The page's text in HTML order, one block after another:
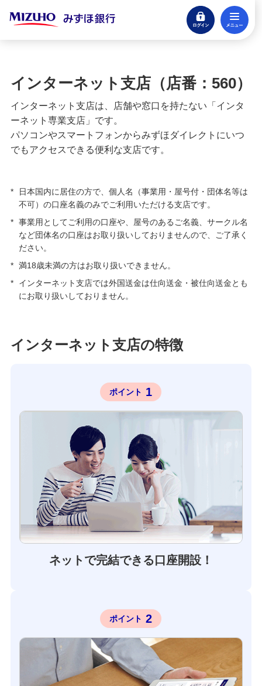
ログイン
閉じる
口座開設
来店不要・スマホで完結
支払う・つかう
クレジットカード・デビット
住宅ローン・カードローン
貯める・増やす
預金・NISA・資産運用
備える
相続・保険
お客さまサポート
インターネット支店（店番：560）
インターネット支店は、店舗や窓口を持たない「インタ
ーネット専業支店」です。
パソコンやスマートフォンからみずほダイレクトにいつ
でもアクセスできる便利な支店です。
*
日本国内に居住の方で、個人名（事業用・屋号付・団体名等は
不可）の口座名義のみでご利用いただける支店です。
* 事業用としてご利用の口座や、屋号のあるご名義、サークル名
など団体名の口座はお取り扱いしておりませんので、ご了承く
ださい。
* 満18歳未満の方はお取り扱いできません。
*
インターネット支店では外国送金は仕向送金・被仕向送金とも
にお取り扱いしておりません。
インターネット支店の特徴
ポイント 1
ネットで完結できる口座開設！
ポイント 2